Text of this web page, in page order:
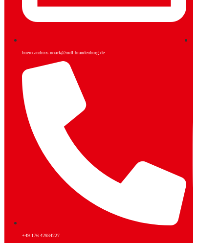
buero.andreas.noack@mdl.brandenburg.de
+49 176 42934227
Facebook